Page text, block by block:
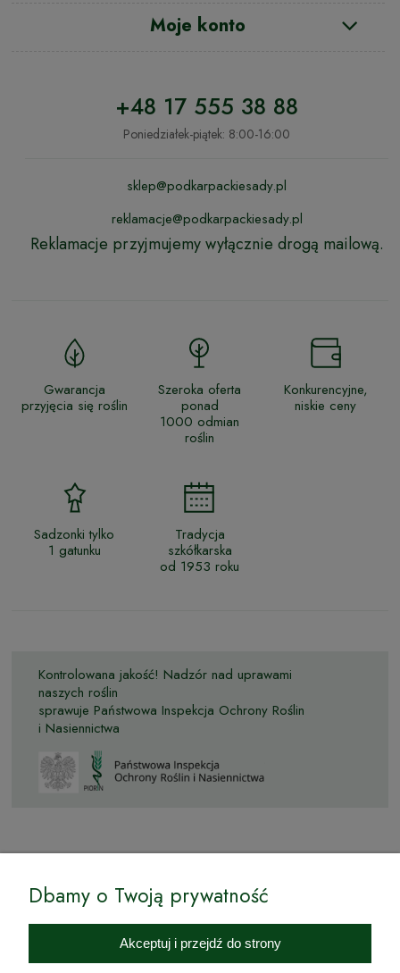
Moje konto
+48 17 555 38 88
Poniedziałek-piątek: 8:00-16:00
sklep@podkarpackiesady.pl
reklamacje@podkarpackiesady.pl
Reklamacje przyjmujemy wyłącznie drogą mailową.
Gwarancja
przyjęcia się roślin
Szeroka oferta
ponad
1000 odmian
roślin
Konkurencyjne,
niskie ceny
Sadzonki tylko
1 gatunku
Tradycja
szkółkarska
od 1953 roku
Kontrolowana jakość! Nadzór nad uprawami
naszych roślin
sprawuje Państwowa Inspekcja Ochrony Roślin
i Nasiennictwa
Internetowy Sklep Ogrodniczy Podkarpackie Sady to inicjatywa
podkarpackich szkółkarzy, której zamierzeniem jest wprowadzenie na
rynek wysokiej jakości drzewek owocowych, drzewek ozdobnych oraz
Dbamy o Twoją prywatność
Akceptuj i przejdź do strony